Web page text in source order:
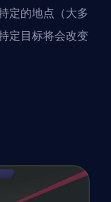
定的地点（大多
定目标将会改变